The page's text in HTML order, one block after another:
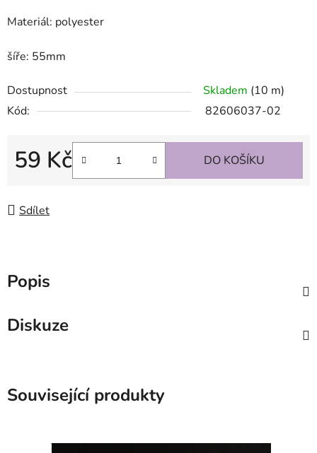
Materiál: polyester
šíře: 55mm
Dostupnost Skladem (10 m)
Kód:
82606037-02
59 Kč
Měrná cena:
DO KOŠÍKU
Sdílet
Popis
Diskuze
Související produkty